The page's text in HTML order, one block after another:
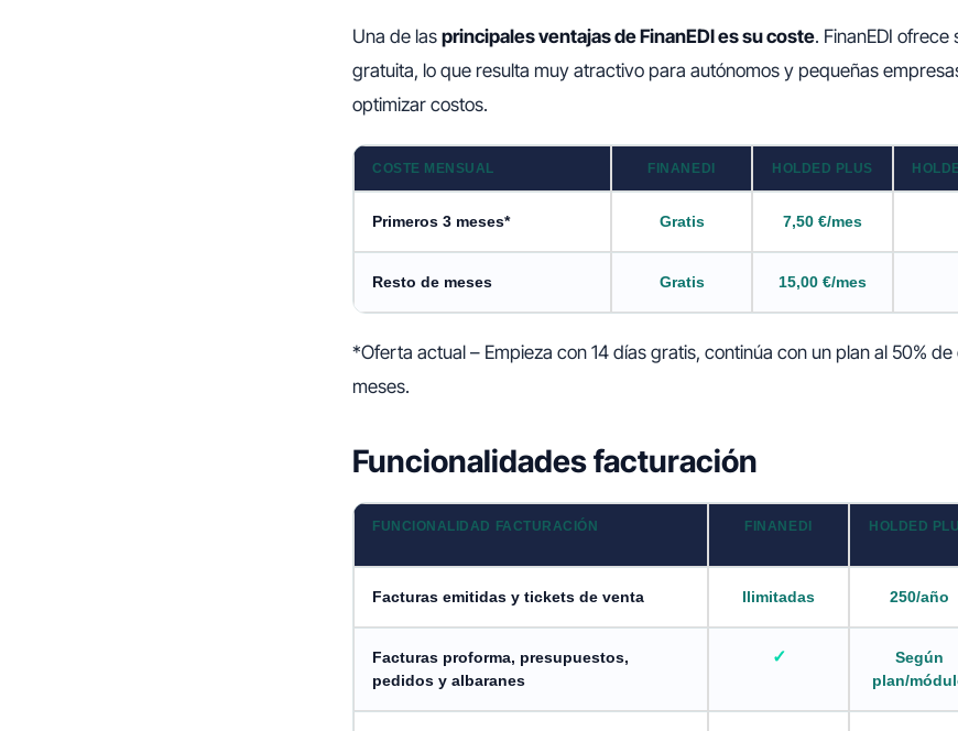
Una de las principales ventajas de FinanEDI es su coste. FinanEDI
gratuita, lo que resulta muy atractivo para autónomos y pequeñas
optimizar costos.
COSTE MENSUAL FINANEDI HOLDED PLUS
Primeros 3 meses* Gratis 7,50 €/mes
Resto de meses Gratis 15,00 €/mes
*Oferta actual – Empieza con 14 días gratis, continúa con un plan al 50%
meses.
Funcionalidades facturación
FUNCIONALIDAD FACTURACIÓN FINANEDI HOLDED
Facturas emitidas y tickets de venta Ilimitadas 250/año
Facturas proforma, presupuestos,
pedidos y albaranes
Según
plan/